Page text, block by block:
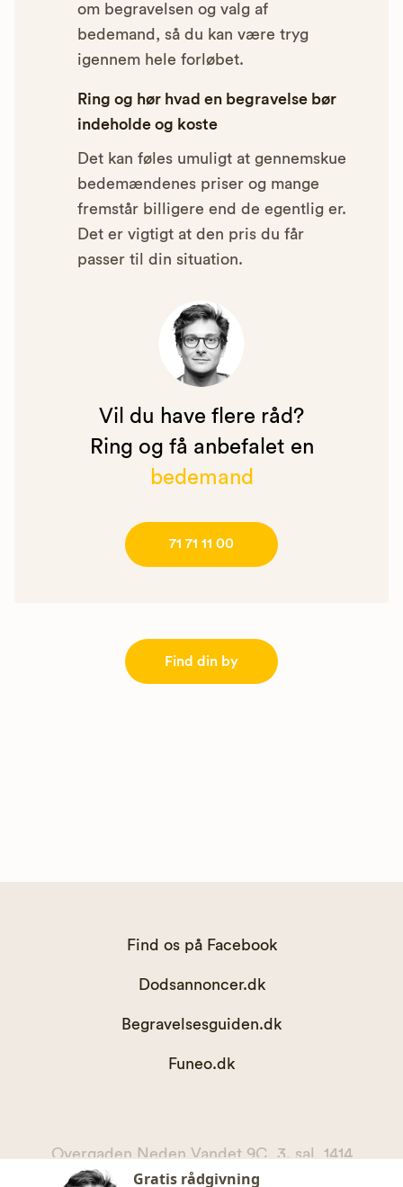
om begravelsen og valg af
bedemand, så du kan være tryg
igennem hele forløbet.
Ring og hør hvad en begravelse bør
indeholde og koste
Det kan føles umuligt at gennemskue
bedemændenes priser og mange
fremstår billigere end de egentlig er.
Det er vigtigt at den pris du får
passer til din situation.
Vil du have flere råd?
Ring og få anbefalet en
bedemand
71 71 11 00
Find din by
Find os på Facebook
Dodsannoncer.dk
Begravelsesguiden.dk
Funeo.dk
Overgaden Neden Vandet 9C, 3. sal, 1414
København K
Gratis rådgivning